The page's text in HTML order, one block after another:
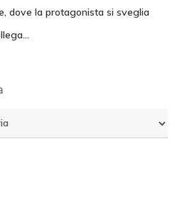
dove la protagonista si sveglia